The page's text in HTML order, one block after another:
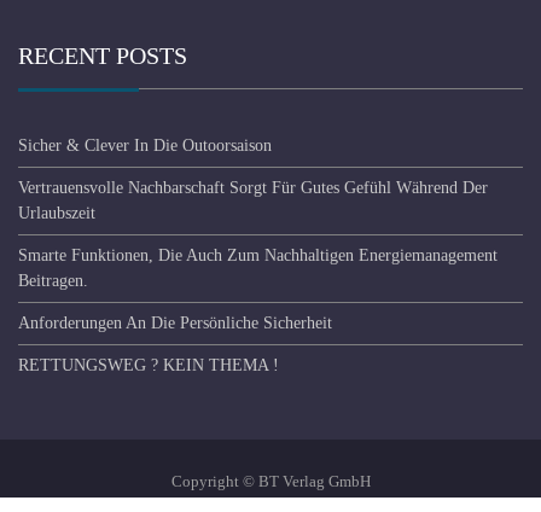
RECENT POSTS
Sicher & Clever In Die Outoorsaison
Vertrauensvolle Nachbarschaft Sorgt Für Gutes Gefühl Während Der
Urlaubszeit
Smarte Funktionen, Die Auch Zum Nachhaltigen Energiemanagement
Beitragen.
Anforderungen An Die Persönliche Sicherheit
RETTUNGSWEG ? KEIN THEMA !
Copyright © BT Verlag GmbH